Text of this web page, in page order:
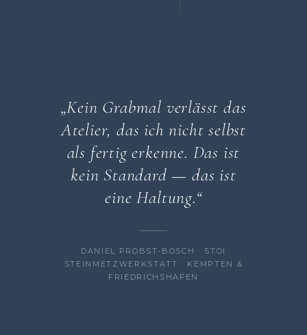
„Kein Grabmal verlässt das
Atelier, das ich nicht selbst
als fertig erkenne. Das ist
kein Standard — das ist
eine Haltung.“
DANIEL PROBST-BOSCH · STOI
STEINMETZWERKSTATT · KEMPTEN &
FRIEDRICHSHAFEN